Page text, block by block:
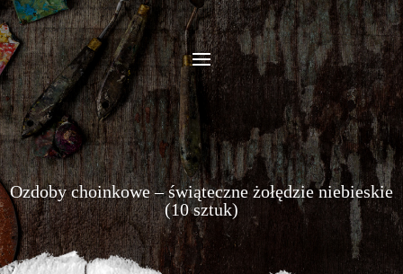
Ozdoby choinkowe – świąteczne żołędzie niebieskie
(10 sztuk)